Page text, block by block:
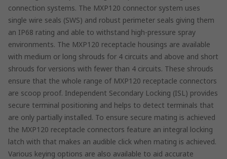
connection systems. The MXP120 connector system uses
single wire seals (SWS) and robust perimeter seals giving them
an IP68 rating and able to withstand high-pressure spray
environments. The MXP120 receptacle housings are available
with medium or long shrouds for 4 circuits and above and short
shrouds for versions with fewer than 4 circuits. These shrouds
ensure that the whole range of MXP120 receptacle connectors
are scoop proof. Independent Secondary Locking (ISL) provides
secure terminal positioning and helps to detect terminals that
are only partially installed. To ensure secure mating is achieved
the MXP120 receptacle connectors feature an integral locking
latch with that makes an audible click when mating is achieved.
Various keying options are also available to aid accurate